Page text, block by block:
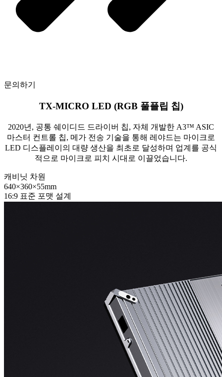
문의하기
TX-MICRO LED (RGB 풀플립 칩)
2020년, 공통 쉐이디드 드라이버 칩, 자체 개발한 A3™ ASIC
마스터 컨트롤 칩, 메가 전송 기술을 통해 레야드는 마이크로
LED 디스플레이의 대량 생산을 최초로 달성하며 업계를 공식
적으로 마이크로 피치 시대로 이끌었습니다.
캐비닛 차원
640×360×55mm
16:9 표준 포맷 설계